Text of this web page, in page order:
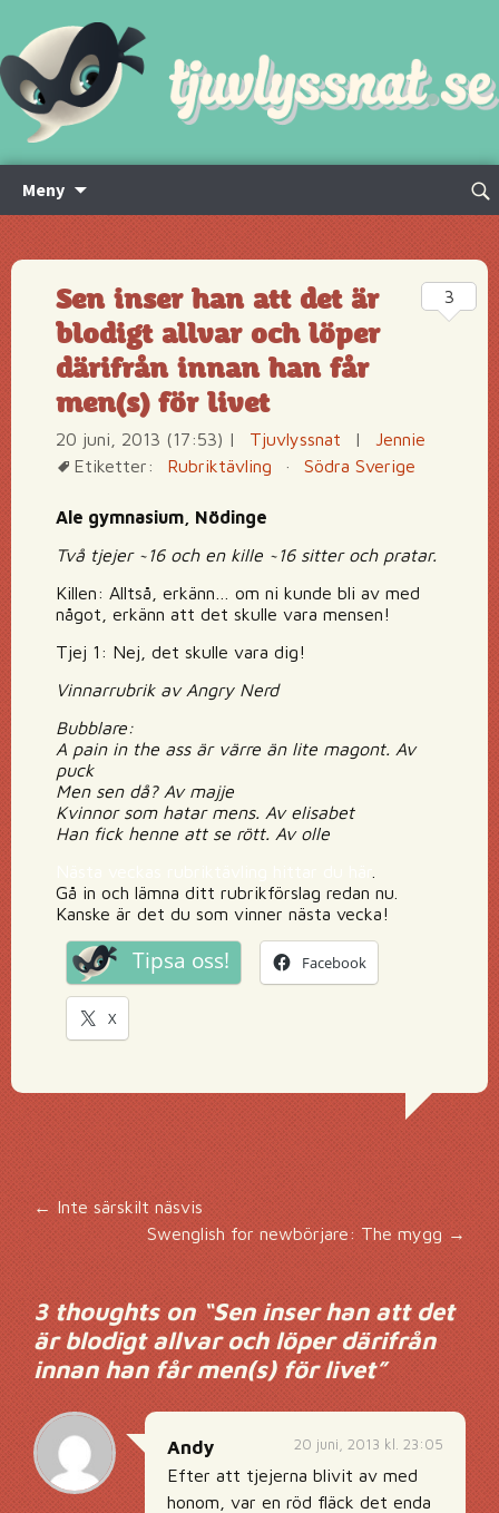
Meny
innehåll
Sök
Sen inser han att det är
blodigt allvar och löper
därifrån innan han får
men(s) för livet
20 juni, 2013 (17:53) | Tjuvlyssnat |
Jennie
Etiketter:
Rubriktävling · Södra Sverige
Ale gymnasium, Nödinge
Två tjejer ~16 och en kille ~16 sitter och pratar.
Killen: Alltså, erkänn… om ni kunde bli av med
något, erkänn att det skulle vara mensen!
Tjej 1: Nej, det skulle vara dig!
Vinnarrubrik av Angry Nerd
Bubblare:
A pain in the ass är värre än lite magont. Av
puck
Men sen då? Av majje
Kvinnor som hatar mens. Av elisabet
Han fick henne att se rött. Av olle
Gå in och lämna ditt rubrikförslag redan nu.
Kanske är det du som vinner nästa vecka!
Tipsa oss! Facebook
X
3
Inläggsnavigering
←Inte särskilt näsvis
Swenglish for newbörjare: The mygg →
3 thoughts on “Sen inser han att det
är blodigt allvar och löper därifrån
innan han får men(s) för livet”
20 juni, 2013 kl. 23:05
Andy
Efter att tjejerna blivit av med
honom, var en röd fläck det enda